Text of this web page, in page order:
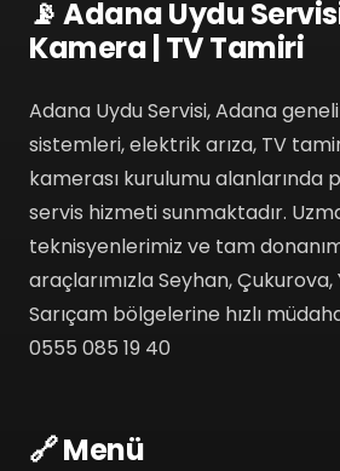
📡 Adana Uydu
Kamera | TV Tamiri
Adana Uydu Servisi, Adana
sistemleri, elektrik arıza, TV
kamerası kurulumu alanlarında
servis hizmeti sunmaktadır.
teknisyenlerimiz ve tam
araçlarımızla Seyhan,
Sarıçam bölgelerine hızlı
0555 085 19 40
🔗 Menü